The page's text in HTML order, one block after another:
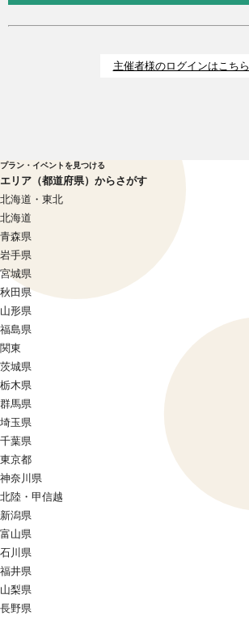
主催者様のログインはこちら
プラン・イベントを見つける
エリア（都道府県）からさがす
北海道・東北
北海道
青森県
岩手県
宮城県
秋田県
山形県
福島県
関東
茨城県
栃木県
群馬県
埼玉県
千葉県
東京都
神奈川県
北陸・甲信越
新潟県
富山県
石川県
福井県
山梨県
長野県